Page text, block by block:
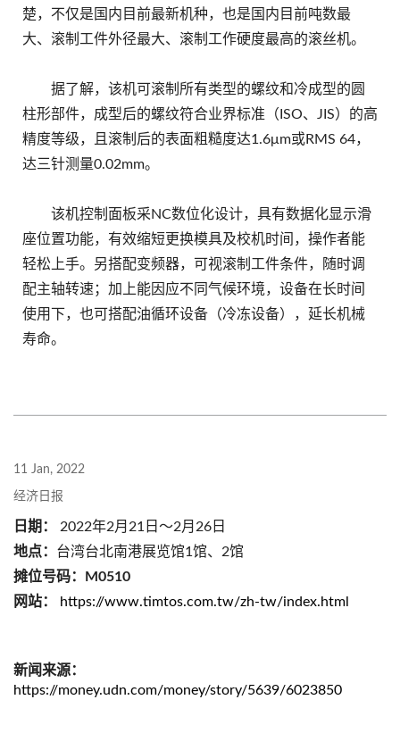
楚，不仅是国内目前最新机种，也是国内目前吨数最
大、滚制工件外径最大、滚制工作硬度最高的滚丝机。
据了解，该机可滚制所有类型的螺纹和冷成型的圆
柱形部件，成型后的螺纹符合业界标准（ISO、JIS）的高
精度等级，且滚制后的表面粗糙度达1.6μm或RMS 64，
达三针测量0.02mm。
该机控制面板采NC数位化设计，具有数据化显示滑
座位置功能，有效缩短更换模具及校机时间，操作者能
轻松上手。另搭配变频器，可视滚制工​​件条件，随时调
配主轴转速；加上能因应不同气候环境，设备在长时间
使用下，也可搭配油循环设备（冷冻设备），延长机械
寿命。
11 Jan, 2022
经济日报
日期：
2022年2月21日～2月26日
地点： 台湾台北南港展览馆1馆、2馆
摊位号码：M0510
网站：
https://www.timtos.com.tw/zh-tw/index.html
新闻来源：
https://money.udn.com/money/story/5639/6023850